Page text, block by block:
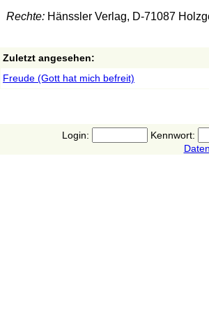
Rechte:Hänssler Verlag, D-71087
Zuletzt angesehen:
Freude (Gott hat mich befreit)
Login:
Kennwort: